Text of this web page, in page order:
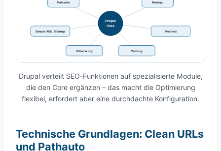
Drupal
Core
Pathauto Metatag
Simple XML Sitemap Redirect
Schema.org Caching
Drupal verteilt SEO-Funktionen auf spezialisierte Module,
die den Core ergänzen – das macht die Optimierung
flexibel, erfordert aber eine durchdachte Konfiguration.
Technische Grundlagen: Clean URLs
und Pathauto